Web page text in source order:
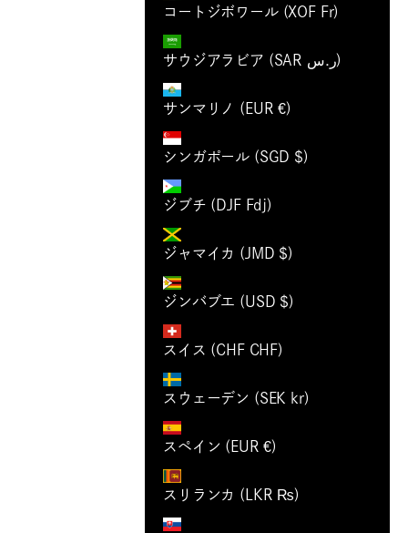
コートジボワール (XOF Fr)
サウジアラビア (SAR ر.س)
サンマリノ (EUR €)
シンガポール (SGD $)
ジブチ (DJF Fdj)
ジャマイカ (JMD $)
ジンバブエ (USD $)
スイス (CHF CHF)
スウェーデン (SEK kr)
スペイン (EUR €)
スリランカ (LKR ₨)